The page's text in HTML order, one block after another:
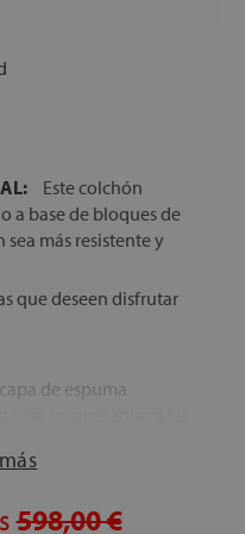
Este colchón
a base de bloques de
más resistente y
que deseen disfrutar
de espuma
una fantástica
598,00 €